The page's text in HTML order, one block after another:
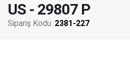
US - 29807 P
Sipariş Kodu: 2381-227